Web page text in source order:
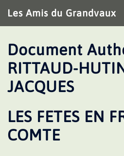
au
contenu
Les Amis du Grandvaux
Document
RITTAUD-
JACQUES
LES FETES EN
COMTE